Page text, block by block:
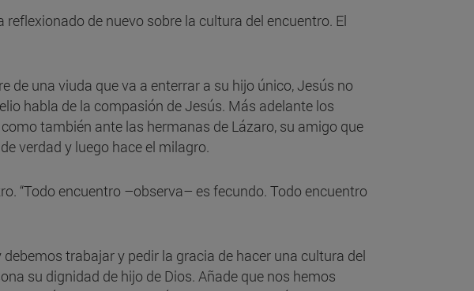
de nuevo sobre la cultura del encuentro. El
de una viuda que va a enterrar a su hijo único, Jesús no
habla de la compasión de Jesús. Más adelante los
también ante las hermanas de Lázaro, su amigo que
verdad y luego hace el milagro.
“Todo encuentro –observa– es fecundo. Todo encuentro
trabajar y pedir la gracia de hacer una cultura del
su dignidad de hijo de Dios. Añade que nos hemos